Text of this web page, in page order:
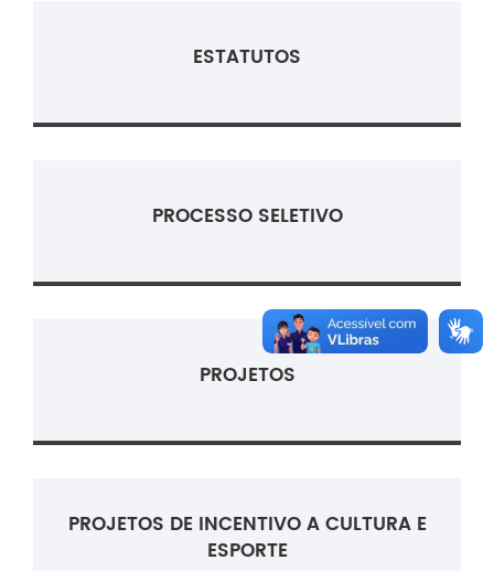
ESTATUTOS
PROCESSO SELETIVO
PROJETOS
PROJETOS DE INCENTIVO A CULTURA E
ESPORTE